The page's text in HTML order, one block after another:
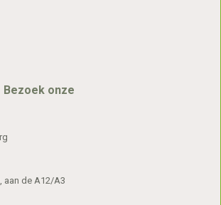
Bezoek onze
aan de A12/A3